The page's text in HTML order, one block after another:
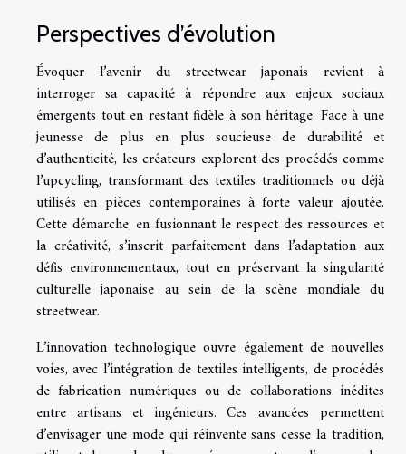
Perspectives d’évolution
Évoquer l’avenir du streetwear japonais revient à
interroger sa capacité à répondre aux enjeux sociaux
émergents tout en restant fidèle à son héritage. Face à une
jeunesse de plus en plus soucieuse de durabilité et
d’authenticité, les créateurs explorent des procédés comme
l’upcycling, transformant des textiles traditionnels ou déjà
utilisés en pièces contemporaines à forte valeur ajoutée.
Cette démarche, en fusionnant le respect des ressources et
la créativité, s’inscrit parfaitement dans l’adaptation aux
défis environnementaux, tout en préservant la singularité
culturelle japonaise au sein de la scène mondiale du
streetwear.
L’innovation technologique ouvre également de nouvelles
voies, avec l’intégration de textiles intelligents, de procédés
de fabrication numériques ou de collaborations inédites
entre artisans et ingénieurs. Ces avancées permettent
d’envisager une mode qui réinvente sans cesse la tradition,